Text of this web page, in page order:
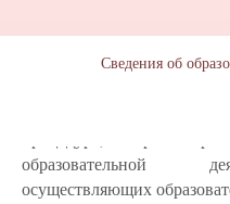
качества?
Независимая оценка
образовательной
осуществляющих
Сведения об